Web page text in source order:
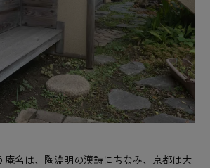
庵名は、陶淵明の漢詩にちなみ、京都は大